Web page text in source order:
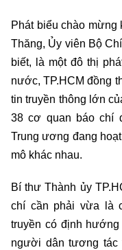
Phát biểu chào
Thăng, Ủy viên Bộ
biết, là một đô thị
nước, TP.HCM đồng
tin truyền thông lớn
38 cơ quan báo chí
Trung ương đang
mô khác nhau.
Bí thư Thành ủy
chí cần phải vừa là
truyền có định
người dân tương tác